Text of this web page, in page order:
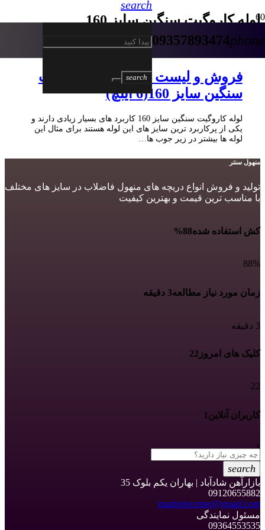
09357893474phone
search
search
لوله کاروگیت سنگین سایز 160
فروش و لیست قیمت لوله کاروگیت
سنگین سایز 160(6 اینچ)
لوله کاروگیت سنگین سایز 160 کاربرد های بسیار زیادی دارند و
یکی از پرکاربرد ترین سایز های این لوله هستند برای مثال این
لوله ها بیشتر در زیر جوب ها…
منهول سنتر
تولید و فروش انواع دریچه های منهول فاضلاب در سایز های مختلف
با مناسب ترین قیمت و بهترین کیفیت
کش استفاده شده88%
88%
زمان مورد نیاز مطالعه3 دقیقه
3 دقیقه
کلیک های امروز 22
22
کاربران آنلاین 1
1
search
بازارآهن شادآباد | بهاران یکم بلوک 35
09120655882
manholecenter@gmail.com
مسئول نمایندگی
09364553535